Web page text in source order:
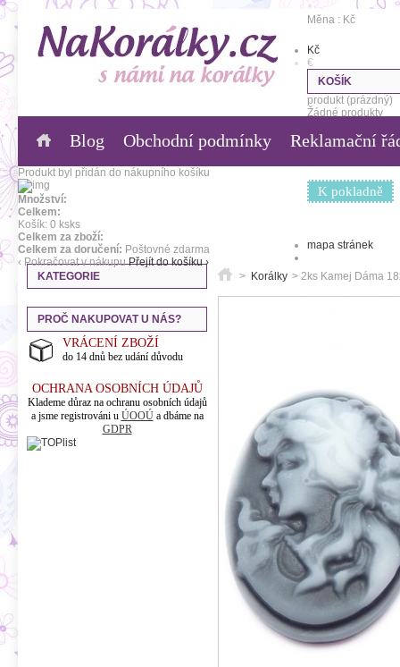
Měna : Kč
Kč
€
KOŠÍK
produkt (prázdný)
Žádné produkty
0,00 Kč Poštovné
K pokladně
mapa stránek
Blog Obchodní podmínky Reklamační
Produkt byl přidán do nákupního košíku
Množství:
Celkem:
Košík: 0 ksks
Celkem za zboží:
Celkem za doručení: Poštovné zdarma
‹ Pokračovat v nákupu Přejít do košíku ›
KATEGORIE
PROČ NAKUPOVAT U NÁS?
VRÁCENÍ ZBOŽÍ
do 14 dnů bez udání důvodu
OCHRANA OSOBNÍCH ÚDAJŮ
Klademe důraz na ochranu osobních údajů
a jsme registrováni u ÚOOÚa dbáme na
GDPR
> Korálky > 2ks Kamej Dáma